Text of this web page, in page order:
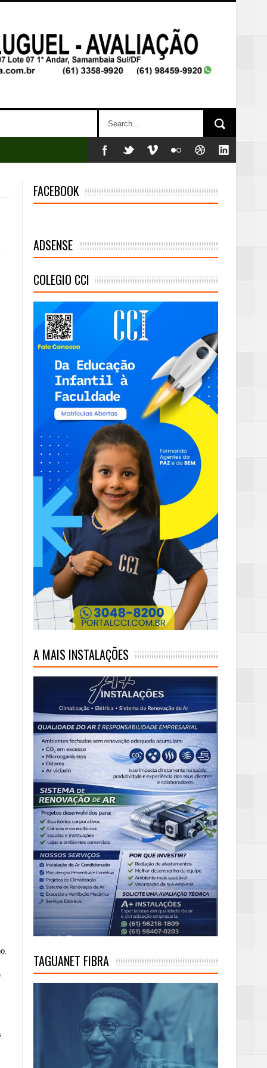
e Água Quente
FACEBOOK
ADSENSE
COLEGIO CCI
A MAIS INSTALAÇÕES
TAGUANET FIBRA